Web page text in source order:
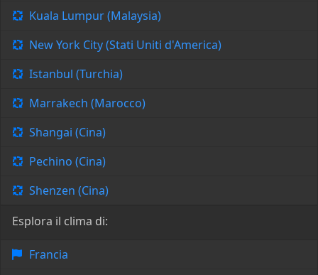
Kuala Lumpur (Malaysia)
New York City (Stati Uniti d'America)
Istanbul (Turchia)
Marrakech (Marocco)
Shangai (Cina)
Pechino (Cina)
Shenzen (Cina)
Esplora il clima di:
Francia